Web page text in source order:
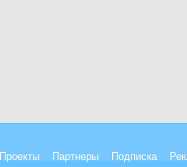
Проекты Партнеры Подписка